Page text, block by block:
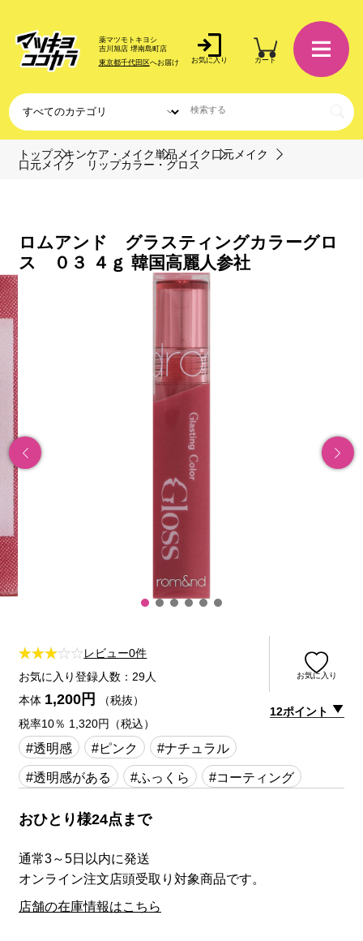
薬マツモトキヨシ
吉川旭店 堺南島町店
東京都千代田区へお届け お気に入り カート
トップスキンケア・メイク単品メイク 口元メイク
口元メイク リップカラー・グロス
ロムアンド グラスティングカラーグロ
ス ０３ ４ｇ 韓国高麗人参社
レビュー0件
お気に入り登録人数：29人
お気に入り
本体 1,200円
（税抜）
税率10％ 1,320円（税込）
12ポイント
#透明感 #ピンク
#ナチュラル
#透明感がある
#ふっくら #コーティング
おひとり様24点まで
通常3～5日以内に発送
オンライン注文店頭受取り対象商品です。
店舗の在庫情報はこちら